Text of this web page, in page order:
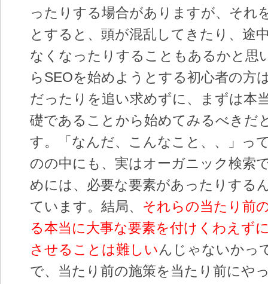
ったりする場合がありますが、それ
とすると、頭が混乱してきたり、途
なくなったりすることもあるかと思
らSEOを始めようとする初心者の方
だったりを追い求めずに、まずは本
礎であることから始めてみるべきだ
す。「なんだ、こんなこと、、」っ
のの中にも、実はオーガニック検索
めには、必要な要素があったりする
ています。結局、 それらの当たり前
る本当に大事な要素を付けくわえず
させることは難しいんじゃないかっ
で、当たり前の施策を当たり前にや